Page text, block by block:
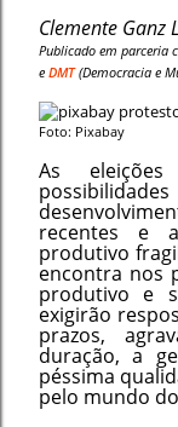
Clemente Ganz
Publicado em parceria
e DMT(Democracia e
Foto: Pixabay
As
recentes e
produtivo
encontra nos
produtivo e
exigirão
prazos,
duração, a
péssima
pelo mundo